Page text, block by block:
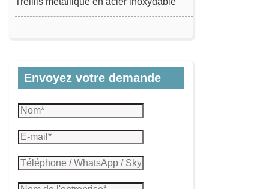
Envoyez votre demande